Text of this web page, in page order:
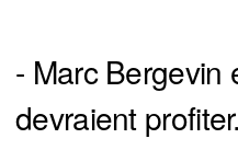
- Marc Bergevin
devraient